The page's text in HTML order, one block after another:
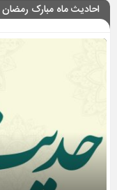
احادیث ماه مبارک رمضان